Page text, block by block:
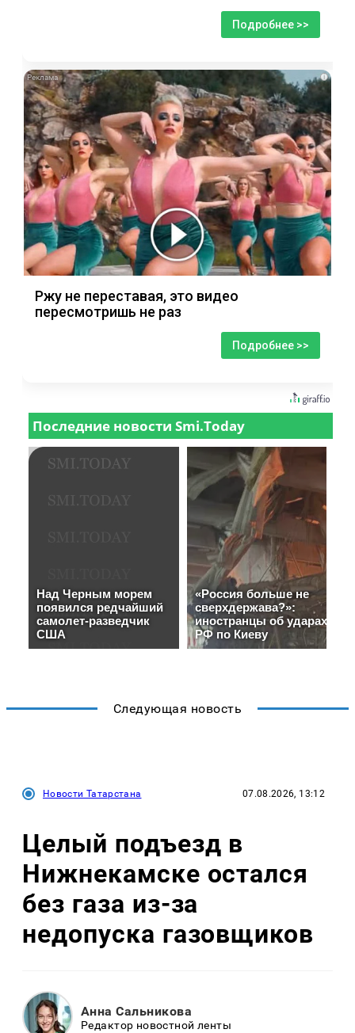
Подробнее >>
i
Ржу не переставая, это видео
пересмотришь не раз
Подробнее >>
Следующая новость
Новости Татарстана 07.08.2026, 13:12
Целый подъезд в
Нижнекамске остался
без газа из-за
недопуска газовщиков
Анна Сальникова
Редактор новостной ленты